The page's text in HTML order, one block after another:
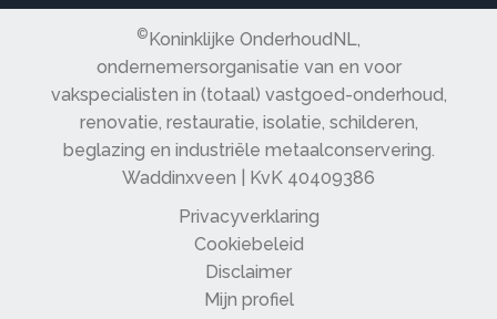
©Koninklijke OnderhoudNL,
ondernemersorganisatie van en voor
vakspecialisten in (totaal) vastgoed-onderhoud,
renovatie, restauratie, isolatie, schilderen,
beglazing en industriële metaalconservering.
Waddinxveen | KvK 40409386
Privacyverklaring
Cookiebeleid
Disclaimer
Mijn profiel